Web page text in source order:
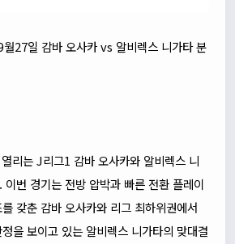
27일 감바 오사카 vs 알비렉스 니가타 분
리는 J리그1 감바 오사카와 알비렉스 니
이번 경기는 전방 압박과 빠른 전환 플레이
갖춘 감바 오사카와 리그 최하위권에서
을 보이고 있는 알비렉스 니가타의 맞대결